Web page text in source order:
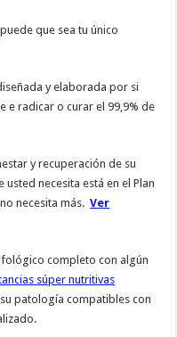
, puede que sea tu único
y elaborada por si
e radicar o curar el 99,9% de
y recuperación de su
necesita está en el Plan
necesita más.Ver
completo con algún
súper nutritivas
patología compatibles con